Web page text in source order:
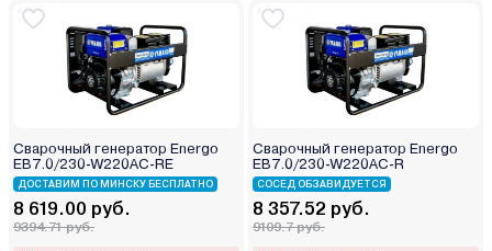
Сварочный генератор Energo
EB7.0/230-W220АC-RE
ДОСТАВИМ ПО МИНСКУ БЕСПЛАТНО
8 619.00 руб.
9394.71 руб.
Сварочный генератор Energo
EB7.0/230-W220АC-R
СОСЕД ОБЗАВИДУЕТСЯ
8 357.52 руб.
9109.7 руб.